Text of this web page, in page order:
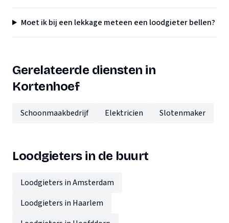
Moet ik bij een lekkage meteen een loodgieter bellen?
Gerelateerde diensten in
Kortenhoef
Schoonmaakbedrijf Elektricien Slotenmaker
Loodgieters in de buurt
Loodgieters in Amsterdam
Loodgieters in Haarlem